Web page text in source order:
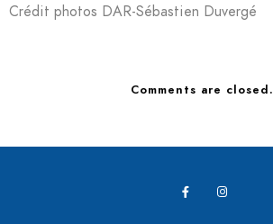
Crédit photos DAR-Sébastien Duvergé
Comments are closed.